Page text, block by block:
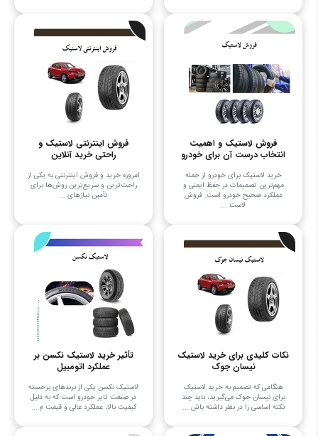
فروش لاستیک و اهمیت
انتخاب درست آن برای خودرو
خرید لاستیک برای خودرو از جمله
مهم‌ترین تصمیمات در حفظ ایمنی و
عملکرد صحیح خودرو است. فروش
لاست ...
فروش اینترنتی لاستیک و
راحتی خرید آنلاین
امروزه خرید و فروش اینترنتی به یکی از
راحت‌ترین و سریع‌ترین روش‌ها برای
تأمین نیازهای ...
نکات کلیدی برای خرید لاستیک
نیسان جوک
هنگامی که تصمیم به خرید لاستیک
برای نیسان جوک می‌گیرید، باید چند
نکته اساسی را در نظر داشته باش ...
تأثیر خرید لاستیک نکسن بر
عملکرد اتومبیل
لاستیک نکسن یکی از برندهای برجسته
در صنعت تایر خودرو است که به دلیل
کیفیت بالا، عملکرد عالی و قیمت م ...